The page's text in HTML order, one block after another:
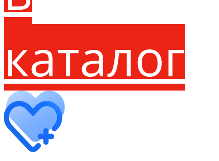
каталог